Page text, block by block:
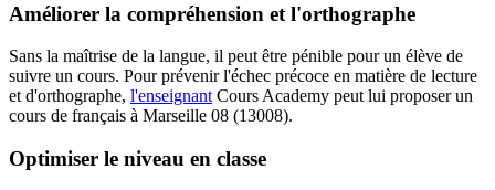
Améliorer la compréhension et l'orthographe
Sans la maîtrise de la langue, il peut être pénible pour un élève de
suivre un cours. Pour prévenir l'échec précoce en matière de lecture
et d'orthographe, l'enseignantCours Academy peut lui proposer un
cours de français à Marseille 08 (13008).
Optimiser le niveau en classe